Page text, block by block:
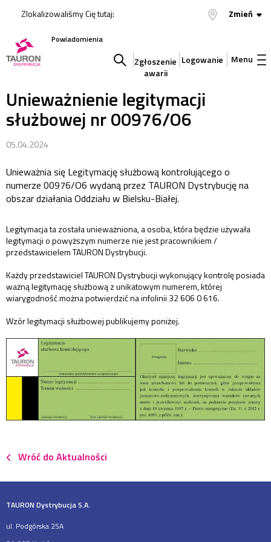
Zlokalizowaliśmy Cię tutaj: Zmień
Powiadomienia
Szukaj
w
Zgłoszenie
awarii
Logowanie Menu
Unieważnienie legitymacji
służbowej nr 00976/O6
05.04.2024
Unieważnia się Legitymację służbową kontrolującego o
numerze 00976/O6 wydaną przez TAURON Dystrybucję na
obszar działania Oddziału w Bielsku-Białej.
Legitymacja ta została unieważniona, a osoba, która będzie używała
legitymacji o powyższym numerze nie jest pracownikiem /
przedstawicielem TAURON Dystrybucji.
Każdy przedstawiciel TAURON Dystrybucji wykonujący kontrolę posiada
ważną legitymację służbową z unikatowym numerem, której
wiarygodność można potwierdzić na infolinii 32 606 0 616.
Wzór legitymacji służbowej publikujemy poniżej.
Wróć do Aktualności
TAURON Dystrybucja S.A.
ul. Podgórska 25A